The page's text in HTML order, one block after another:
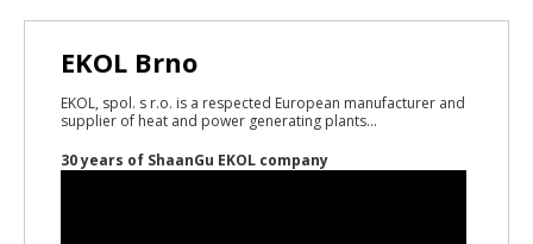
EKOL Brno
EKOL, spol. s r.o. is a respected European manufacturer and
supplier of heat and power generating plants...
30 years of ShaanGu EKOL company